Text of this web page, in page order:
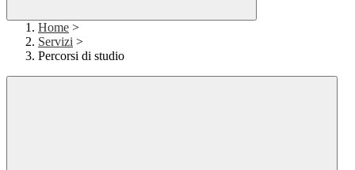
Home >
Servizi >
Percorsi di studio